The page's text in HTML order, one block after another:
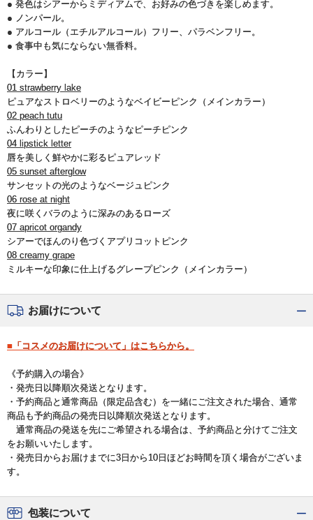
● 発色はシアーからミディアムで、お好みの色づきを楽しめます。
● ノンパール。
● アルコール（エチルアルコール）フリー、パラベンフリー。
● 食事中も気にならない無香料。
【カラー】
01 strawberry lake
ピュアなストロベリーのようなベイビーピンク（メインカラー）
02 peach tutu
ふんわりとしたピーチのようなピーチピンク
04 lipstick letter
唇を美しく鮮やかに彩るピュアレッド
05 sunset afterglow
サンセットの光のようなベージュピンク
06 rose at night
夜に咲くバラのように深みのあるローズ
07 apricot organdy
シアーでほんのり色づくアプリコットピンク
08 creamy grape
ミルキーな印象に仕上げるグレープピンク（メインカラー）
お届けについて
■「コスメのお届けについて」はこちらから。
《予約購入の場合》
・発売日以降順次発送となります。
・予約商品と通常商品（限定品含む）を一緒にご注文された場合、通常
商品も予約商品の発売日以降順次発送となります。
通常商品の発送を先にご希望される場合は、予約商品と分けてご注文
をお願いいたします。
・発売日からお届けまでに3日から10日ほどお時間を頂く場合がございま
す。
包装について